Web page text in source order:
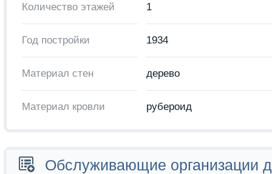
Количество этажей 1
Год постройки 1934
Материал стен дерево
Материал кровли рубероид
Обслуживающие организации